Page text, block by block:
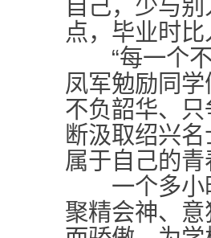
自己，少与
点，毕业时
“每一个不
凤军勉励同
不负韶华、
断汲取绍兴
属于自己的
一个多小时
聚精会神、